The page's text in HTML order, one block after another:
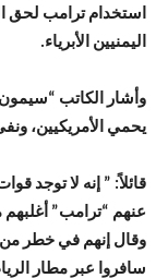
استخدام ترامب لحق
اليمنيين الأبرياء.
وأشار الكاتب
يحمي الأمريكيين،
قائلاً: ” إنه لا توجد
عنهم “ترامب”
وقال إنهم في خطر من
سافروا عبر مطار